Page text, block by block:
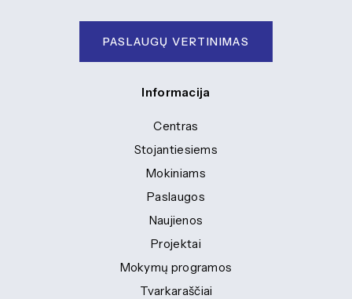
PASLAUGŲ VERTINIMAS
Informacija
Centras
Stojantiesiems
Mokiniams
Paslaugos
Naujienos
Projektai
Mokymų programos
Tvarkaraščiai